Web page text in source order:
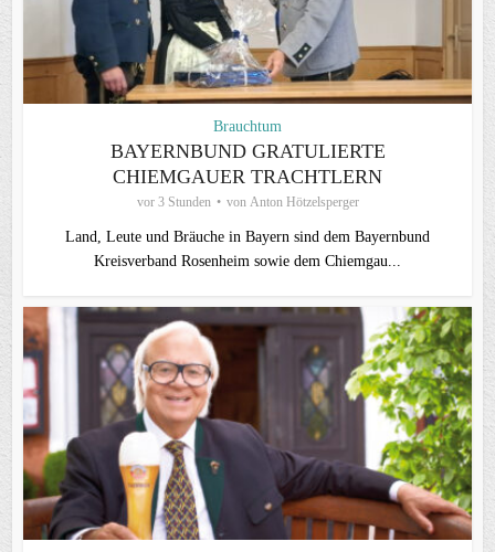
Brauchtum
BAYERNBUND GRATULIERTE
CHIEMGAUER TRACHTLERN
vor 3 Stunden von Anton Hötzelsperger
Land, Leute und Bräuche in Bayern sind dem Bayernbund
Kreisverband Rosenheim sowie dem Chiemgau...